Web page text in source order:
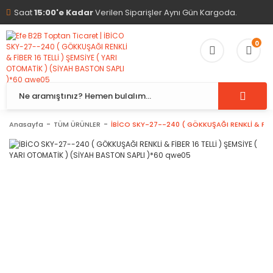
Saat15:00'e KadarVerilen Siparişler Aynı Gün Kargoda.
0
Anasayfa TÜM ÜRÜNLER İBİCO SKY-27--240 ( GÖKKUŞAĞI RENKLİ &